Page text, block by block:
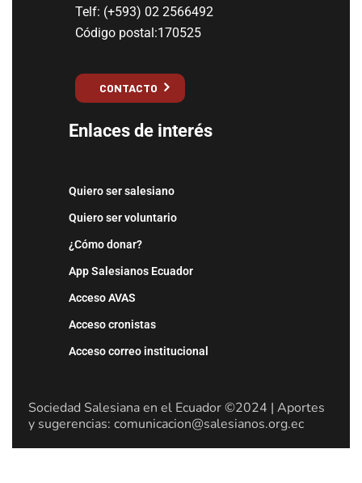
Telf: (+593) 02 2566492
Código postal:170525
CONTACTO
Enlaces de interés
Quiero ser salesiano
Quiero ser voluntario
¿Cómo donar?
App Salesianos Ecuador
Acceso AVAS
Acceso cronistas
Acceso correo institucional
Sociedad Salesiana en el Ecuador ©2024 | Aportes
y sugerencias: comunicacion@salesianos.org.ec